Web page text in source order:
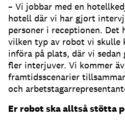
– Vi jobbar med en
hotell där vi har gjort
personer i receptionen.
vilken typ av robot vi skulle
införa på plats, där vi
fler interjuver. Vi kommer
framtidsscenarier
och
Er robot ska alltså stötta